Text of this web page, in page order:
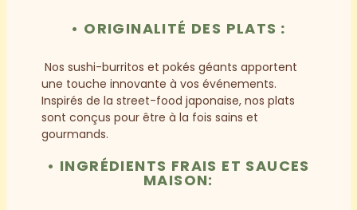
• ORIGINALITÉ DES PLATS :
Nos sushi-burritos et pokés géants apportent
une touche innovante à vos événements.
Inspirés de la street-food japonaise, nos plats
sont conçus pour être à la fois sains et
gourmands.
• INGRÉDIENTS FRAIS ET SAUCES
MAISON: